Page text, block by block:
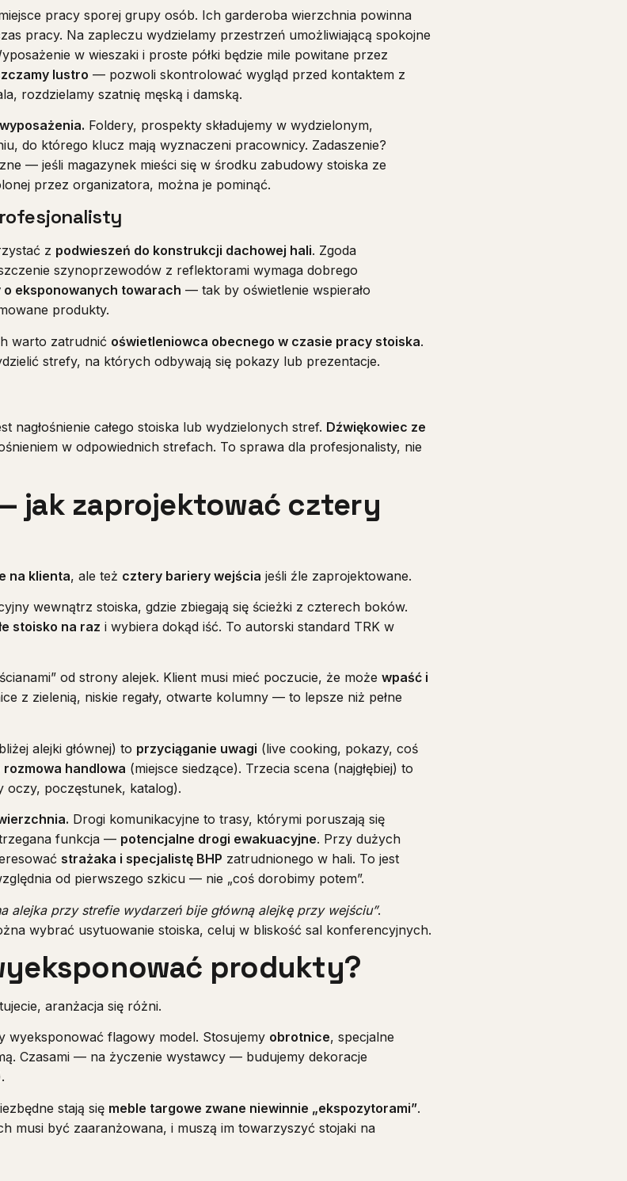
pracy sporej grupy osób. Ich garderoba wierzchnia powinna
pracy. Na zapleczu wydzielamy przestrzeń umożliwiającą spokojne
w wieszaki i proste półki będzie mile powitane przez
lustro — pozwoli skontrolować wygląd przed kontaktem z
rozdzielamy szatnię męską i damską.
Foldery, prospekty składujemy w wydzielonym,
do którego klucz mają wyznaczeni pracownicy. Zadaszenie?
— jeśli magazynek mieści się w środku zabudowy stoiska ze
przez organizatora, można je pominąć.
z podwieszeń do konstrukcji dachowej hali. Zgoda
szynoprzewodów z reflektorami wymaga dobrego
o eksponowanych towarach — tak by oświetlenie wspierało
produkty.
warto zatrudnić oświetleniowca obecnego w czasie pracy stoiska.
strefy, na których odbywają się pokazy lub prezentacje.
nagłośnienie całego stoiska lub wydzielonych stref. Dźwiękowiec ze
w odpowiednich strefach. To sprawa dla profesjonalisty, nie
jak zaprojektować cztery
na klienta, ale też cztery bariery wejścia jeśli źle zaprojektowane.
wewnątrz stoiska, gdzie zbiegają się ścieżki z czterech boków.
stoisko na raz i wybiera dokąd iść. To autorski standard TRK w
od strony alejek. Klient musi mieć poczucie, że może wpaść i
z zielenią, niskie regały, otwarte kolumny — to lepsze niż pełne
alejki głównej) to przyciąganie uwagi (live cooking, pokazy, coś
rozmowa handlowa (miejsce siedzące). Trzecia scena (najgłębiej) to
oczy, poczęstunek, katalog).
Drogi komunikacyjne to trasy, którymi poruszają się
funkcja — potencjalne drogi ewakuacyjne. Przy dużych
strażaka i specjalistę BHP zatrudnionego w hali. To jest
od pierwszego szkicu — nie „coś dorobimy potem”.
alejka przy strefie wydarzeń bije główną alejkę przy wejściu”.
wybrać usytuowanie stoiska, celuj w bliskość sal konferencyjnych.
produkty?
aranżacja się różni.
flagowy model. Stosujemy obrotnice, specjalne
Czasami — na życzenie wystawcy — budujemy dekoracje
stają się meble targowe zwane niewinnie „ekspozytorami”.
musi być zaaranżowana, i muszą im towarzyszyć stojaki na